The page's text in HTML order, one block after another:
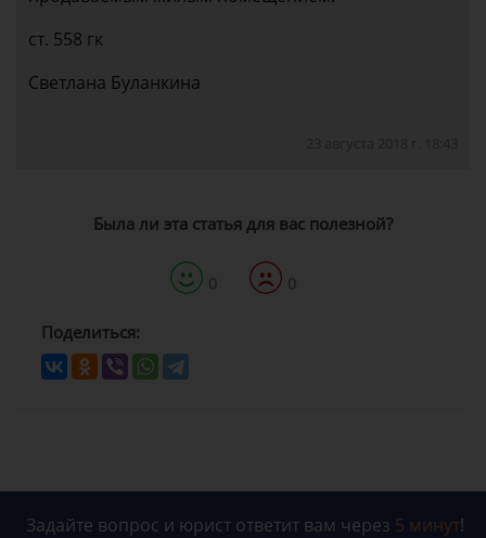
ст. 558 гк
Светлана Буланкина
Была ли эта статья для вас полезной?
0 0
Поделиться:
Задайте вопрос и юрист ответит вам через 5 минут!